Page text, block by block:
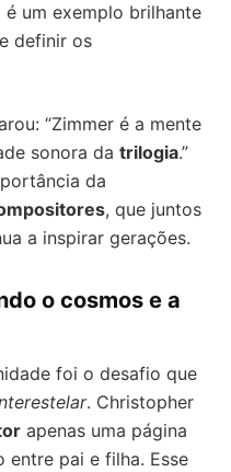
um exemplo brilhante
definir os
“Zimmer é a mente
sonora da trilogia.”
da
, que juntos
a inspirar gerações.
o cosmos e a
foi o desafio que
. Christopher
apenas uma página
pai e filha. Esse